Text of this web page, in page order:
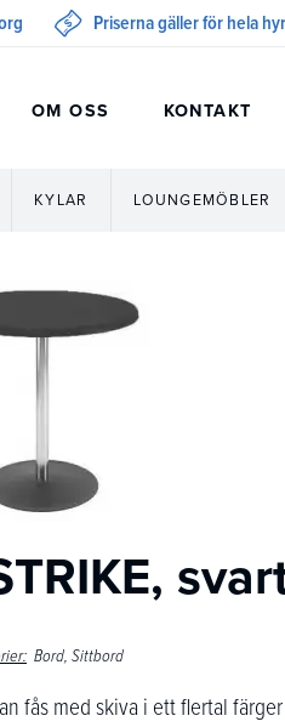
Priserna gäller för hela
OM OSS KONTAKT
KYLAR LOUNGEMÖBLER
Bord Sittbord
fås med skiva i ett flertal